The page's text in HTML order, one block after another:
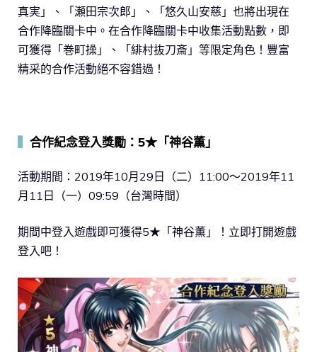
真実」、「瀬田宗次郎」、「悠久山安慈」也將出現在
合作降臨關卡中。在合作降臨關卡中收集活動點數，即
可獲得「巻町操」、「緋村抜刀斎」等限定角色！豐富
精采的合作活動絕不容錯過！
合作紀念登入獎勵：5★「神谷薫」
活動期間：2019年10月29日（二）11:00～2019年11
月11日（一）09:59（台灣時間）
期間中登入遊戲即可獲得5★「神谷薫」！立即打開遊戲
登入吧！